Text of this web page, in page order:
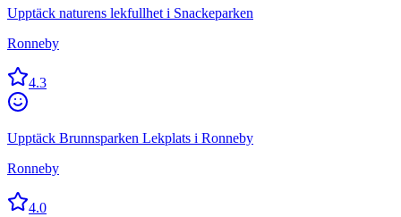
Upptäck naturens lekfullhet i Snackeparken
Ronneby
4.3
Upptäck Brunnsparken Lekplats i Ronneby
Ronneby
4.0